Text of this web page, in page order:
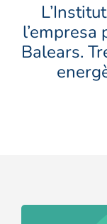
l’empresa
Balears.